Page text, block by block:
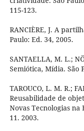
115-123.
RANCIÈRE, J. A
Paulo: Ed. 34, 2005.
SANTAELLA, M. L.;
Semiótica, Mídia. São
TAROUCO, L. M. R.;
Reusabilidade de
Novas Tecnologias na
11. 2003.